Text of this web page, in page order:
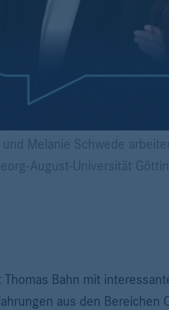
Melanie Schwede
August-Universität
Thomas Bahn mit
aus den Bereichen